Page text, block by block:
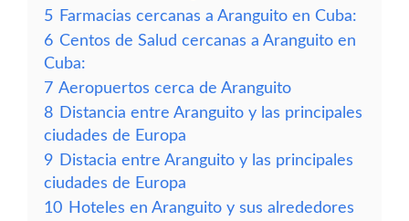
5 Farmacias cercanas a Aranguito en Cuba:
6 Centos de Salud cercanas a Aranguito en
Cuba:
7 Aeropuertos cerca de Aranguito
8 Distancia entre Aranguito y las principales
ciudades de Europa
9 Distacia entre Aranguito y las principales
ciudades de Europa
10 Hoteles en Aranguito y sus alrededores